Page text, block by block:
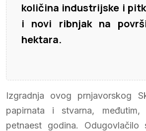
količina industrijske i
i novi ribnjak na
hektara.
Izgradnja ovog prnjavorskog
papirnata i stvarna,
petnaest godina. Odugovlačilo